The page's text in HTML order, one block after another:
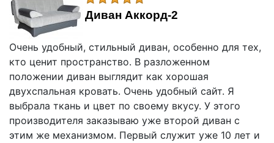
Диван Аккорд-2
Очень удобный, стильный диван, особенно для тех,
кто ценит пространство. В разложенном
положении диван выглядит как хорошая
двухспальная кровать. Очень удобный сайт. Я
выбрала ткань и цвет по своему вкусу. У этого
производителя заказываю уже второй диван с
этим же механизмом. Первый служит уже 10 лет и